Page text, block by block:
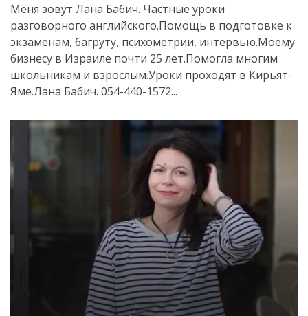
Меня зовут Лана Бабич. Частные уроки
разговорного английского.Помощь в подготовке к
экзаменам, багруту, психометрии, интервью.Моему
бизнесу в Израиле почти 25 лет.Помогла многим
школьникам и взрослым.Уроки проходят в Кирьят-
Яме.Лана Бабич. 054-440-1572...